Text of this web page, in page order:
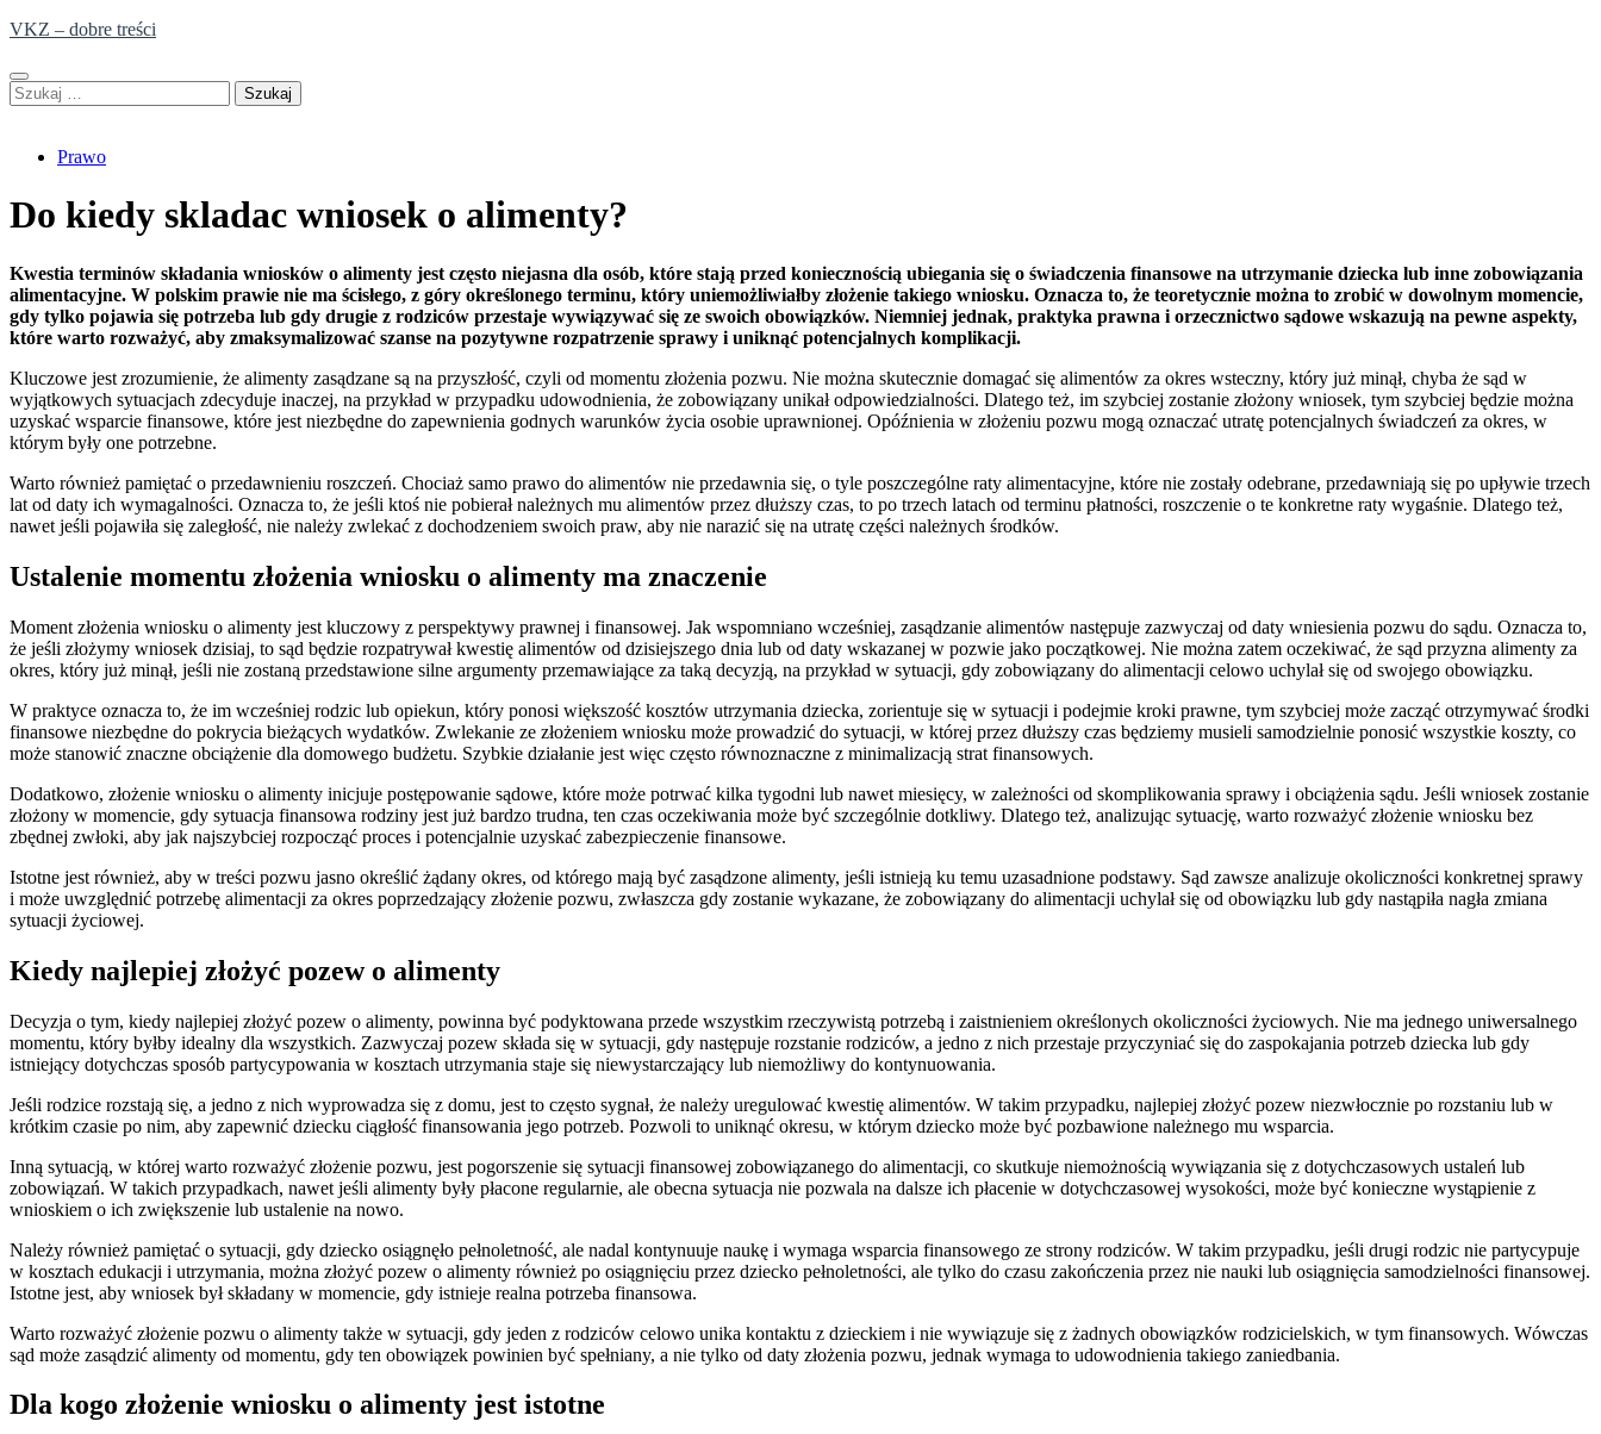
Skip
content
VKZ – dobre treści
Szukaj:
Prawo
Do kiedy skladac wniosek o alimenty?
Kwestia terminów składania wniosków o alimenty jest często niejasna dla osób, które stają przed koniecznością ubiegania się o świadczenia finansowe na utrzymanie dziecka lub inne zobowiązania
alimentacyjne. W polskim prawie nie ma ścisłego, z góry określonego terminu, który uniemożliwiałby złożenie takiego wniosku. Oznacza to, że teoretycznie można to zrobić w dowolnym momencie,
gdy tylko pojawia się potrzeba lub gdy drugie z rodziców przestaje wywiązywać się ze swoich obowiązków. Niemniej jednak, praktyka prawna i orzecznictwo sądowe wskazują na pewne aspekty,
które warto rozważyć, aby zmaksymalizować szanse na pozytywne rozpatrzenie sprawy i uniknąć potencjalnych komplikacji.
Kluczowe jest zrozumienie, że alimenty zasądzane są na przyszłość, czyli od momentu złożenia pozwu. Nie można skutecznie domagać się alimentów za okres wsteczny, który już minął, chyba że sąd w
wyjątkowych sytuacjach zdecyduje inaczej, na przykład w przypadku udowodnienia, że zobowiązany unikał odpowiedzialności. Dlatego też, im szybciej zostanie złożony wniosek, tym szybciej będzie można
uzyskać wsparcie finansowe, które jest niezbędne do zapewnienia godnych warunków życia osobie uprawnionej. Opóźnienia w złożeniu pozwu mogą oznaczać utratę potencjalnych świadczeń za okres, w
którym były one potrzebne.
Warto również pamiętać o przedawnieniu roszczeń. Chociaż samo prawo do alimentów nie przedawnia się, o tyle poszczególne raty alimentacyjne, które nie zostały odebrane, przedawniają się po upływie trzech
lat od daty ich wymagalności. Oznacza to, że jeśli ktoś nie pobierał należnych mu alimentów przez dłuższy czas, to po trzech latach od terminu płatności, roszczenie o te konkretne raty wygaśnie. Dlatego też,
nawet jeśli pojawiła się zaległość, nie należy zwlekać z dochodzeniem swoich praw, aby nie narazić się na utratę części należnych środków.
Ustalenie momentu złożenia wniosku o alimenty ma znaczenie
Moment złożenia wniosku o alimenty jest kluczowy z perspektywy prawnej i finansowej. Jak wspomniano wcześniej, zasądzanie alimentów następuje zazwyczaj od daty wniesienia pozwu do sądu. Oznacza to,
że jeśli złożymy wniosek dzisiaj, to sąd będzie rozpatrywał kwestię alimentów od dzisiejszego dnia lub od daty wskazanej w pozwie jako początkowej. Nie można zatem oczekiwać, że sąd przyzna alimenty za
okres, który już minął, jeśli nie zostaną przedstawione silne argumenty przemawiające za taką decyzją, na przykład w sytuacji, gdy zobowiązany do alimentacji celowo uchylał się od swojego obowiązku.
W praktyce oznacza to, że im wcześniej rodzic lub opiekun, który ponosi większość kosztów utrzymania dziecka, zorientuje się w sytuacji i podejmie kroki prawne, tym szybciej może zacząć otrzymywać środki
finansowe niezbędne do pokrycia bieżących wydatków. Zwlekanie ze złożeniem wniosku może prowadzić do sytuacji, w której przez dłuższy czas będziemy musieli samodzielnie ponosić wszystkie koszty, co
może stanowić znaczne obciążenie dla domowego budżetu. Szybkie działanie jest więc często równoznaczne z minimalizacją strat finansowych.
Dodatkowo, złożenie wniosku o alimenty inicjuje postępowanie sądowe, które może potrwać kilka tygodni lub nawet miesięcy, w zależności od skomplikowania sprawy i obciążenia sądu. Jeśli wniosek zostanie
złożony w momencie, gdy sytuacja finansowa rodziny jest już bardzo trudna, ten czas oczekiwania może być szczególnie dotkliwy. Dlatego też, analizując sytuację, warto rozważyć złożenie wniosku bez
zbędnej zwłoki, aby jak najszybciej rozpocząć proces i potencjalnie uzyskać zabezpieczenie finansowe.
Istotne jest również, aby w treści pozwu jasno określić żądany okres, od którego mają być zasądzone alimenty, jeśli istnieją ku temu uzasadnione podstawy. Sąd zawsze analizuje okoliczności konkretnej sprawy
i może uwzględnić potrzebę alimentacji za okres poprzedzający złożenie pozwu, zwłaszcza gdy zostanie wykazane, że zobowiązany do alimentacji uchylał się od obowiązku lub gdy nastąpiła nagła zmiana
sytuacji życiowej.
Kiedy najlepiej złożyć pozew o alimenty
Decyzja o tym, kiedy najlepiej złożyć pozew o alimenty, powinna być podyktowana przede wszystkim rzeczywistą potrzebą i zaistnieniem określonych okoliczności życiowych. Nie ma jednego uniwersalnego
momentu, który byłby idealny dla wszystkich. Zazwyczaj pozew składa się w sytuacji, gdy następuje rozstanie rodziców, a jedno z nich przestaje przyczyniać się do zaspokajania potrzeb dziecka lub gdy
istniejący dotychczas sposób partycypowania w kosztach utrzymania staje się niewystarczający lub niemożliwy do kontynuowania.
Jeśli rodzice rozstają się, a jedno z nich wyprowadza się z domu, jest to często sygnał, że należy uregulować kwestię alimentów. W takim przypadku, najlepiej złożyć pozew niezwłocznie po rozstaniu lub w
krótkim czasie po nim, aby zapewnić dziecku ciągłość finansowania jego potrzeb. Pozwoli to uniknąć okresu, w którym dziecko może być pozbawione należnego mu wsparcia.
Inną sytuacją, w której warto rozważyć złożenie pozwu, jest pogorszenie się sytuacji finansowej zobowiązanego do alimentacji, co skutkuje niemożnością wywiązania się z dotychczasowych ustaleń lub
zobowiązań. W takich przypadkach, nawet jeśli alimenty były płacone regularnie, ale obecna sytuacja nie pozwala na dalsze ich płacenie w dotychczasowej wysokości, może być konieczne wystąpienie z
wnioskiem o ich zwiększenie lub ustalenie na nowo.
Należy również pamiętać o sytuacji, gdy dziecko osiągnęło pełnoletność, ale nadal kontynuuje naukę i wymaga wsparcia finansowego ze strony rodziców. W takim przypadku, jeśli drugi rodzic nie partycypuje
w kosztach edukacji i utrzymania, można złożyć pozew o alimenty również po osiągnięciu przez dziecko pełnoletności, ale tylko do czasu zakończenia przez nie nauki lub osiągnięcia samodzielności finansowej.
Istotne jest, aby wniosek był składany w momencie, gdy istnieje realna potrzeba finansowa.
Warto rozważyć złożenie pozwu o alimenty także w sytuacji, gdy jeden z rodziców celowo unika kontaktu z dzieckiem i nie wywiązuje się z żadnych obowiązków rodzicielskich, w tym finansowych. Wówczas
sąd może zasądzić alimenty od momentu, gdy ten obowiązek powinien być spełniany, a nie tylko od daty złożenia pozwu, jednak wymaga to udowodnienia takiego zaniedbania.
Dla kogo złożenie wniosku o alimenty jest istotne